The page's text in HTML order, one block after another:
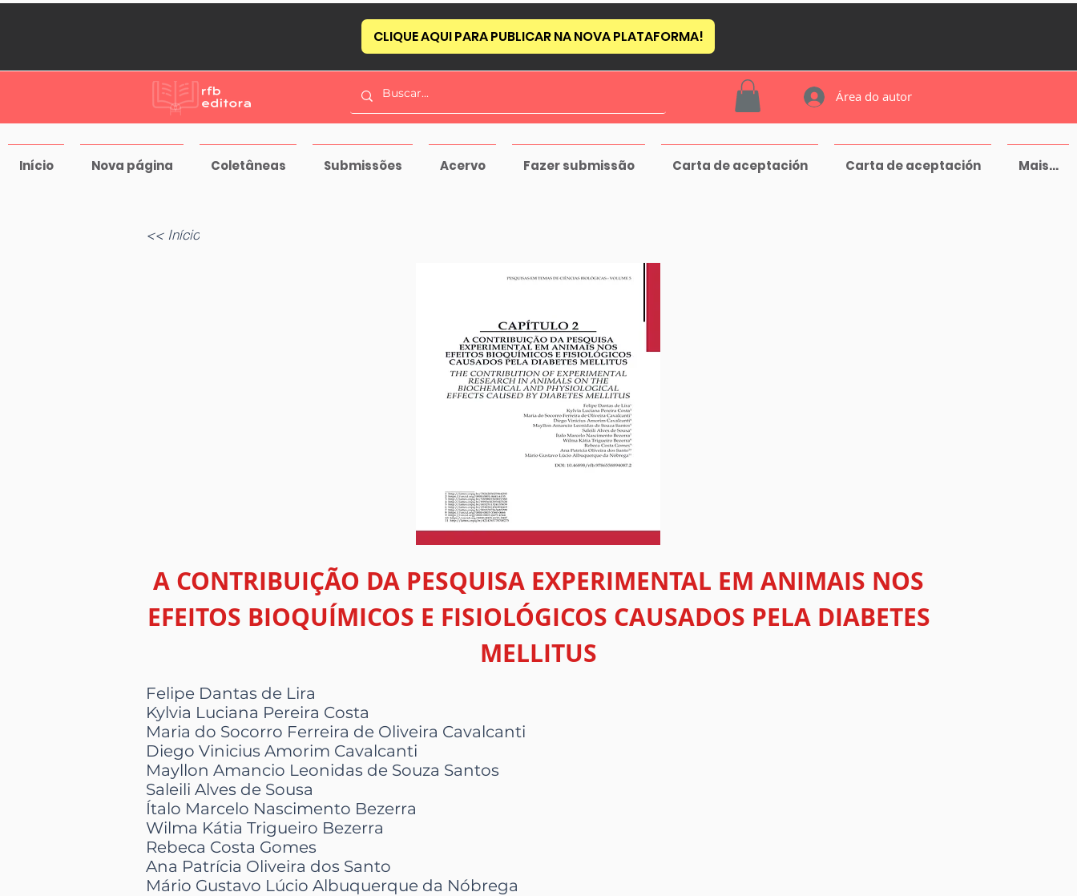
CLIQUE AQUI PARA PUBLICAR NA NOVA PLATAFORMA!
Área do autor
Início Nova página Coletâneas Submissões Acervo Fazer submissão Carta de aceptación Carta de aceptación Mais...
<< Início
A CONTRIBUIÇÃO DA PESQUISA EXPERIMENTAL EM ANIMAIS NOS
EFEITOS BIOQUÍMICOS E FISIOLÓGICOS CAUSADOS PELA DIABETES
MELLITUS
Felipe Dantas de Lira
Kylvia Luciana Pereira Costa
Maria do Socorro Ferreira de Oliveira Cavalcanti
Diego Vinicius Amorim Cavalcanti
Mayllon Amancio Leonidas de Souza Santos
Saleili Alves de Sousa
Ítalo Marcelo Nascimento Bezerra
Wilma Kátia Trigueiro Bezerra
Rebeca Costa Gomes
Ana Patrícia Oliveira dos Santo
Mário Gustavo Lúcio Albuquerque da Nóbrega